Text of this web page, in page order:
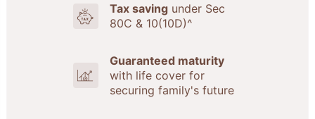
Tax savingunder Sec
80C & 10(10D)^
Guaranteed maturity
with life cover for
securing family's future